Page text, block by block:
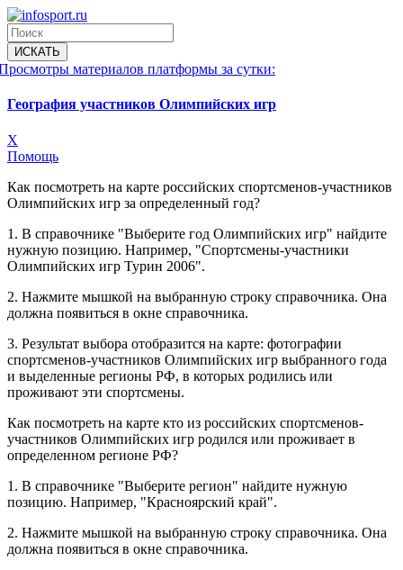
материалов платформы за сутки:
География участников Олимпийских игр
X
Помощь
Как посмотреть на карте российских спортсменов-участников
Олимпийских игр за определенный год?
1. В справочнике "Выберите год Олимпийских игр" найдите
нужную позицию. Например, "Спортсмены-участники
Олимпийских игр Турин 2006".
2. Нажмите мышкой на выбранную строку справочника. Она
должна появиться в окне справочника.
3. Результат выбора отобразится на карте: фотографии
спортсменов-участников Олимпийских игр выбранного года
и выделенные регионы РФ, в которых родились или
проживают эти спортсмены.
Как посмотреть на карте кто из российских спортсменов-
участников Олимпийских игр родился или проживает в
определенном регионе РФ?
1. В справочнике "Выберите регион" найдите нужную
позицию. Например, "Красноярский край".
2. Нажмите мышкой на выбранную строку справочника. Она
должна появиться в окне справочника.